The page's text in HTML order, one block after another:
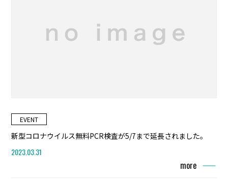
EVENT
新型コロナウイルス無料PCR検査が5/7まで延長されました。
2023.03.31
more